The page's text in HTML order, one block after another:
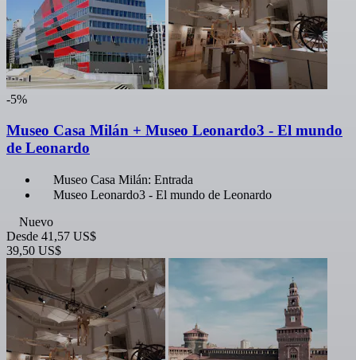
-5%
Museo Casa Milán + Museo Leonardo3 - El mundo
de Leonardo
Museo Casa Milán: Entrada
Museo Leonardo3 - El mundo de Leonardo
Nuevo
Desde 41,57 US$
39,50 US$